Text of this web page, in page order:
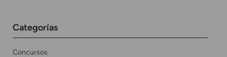
Categorías
Concursos